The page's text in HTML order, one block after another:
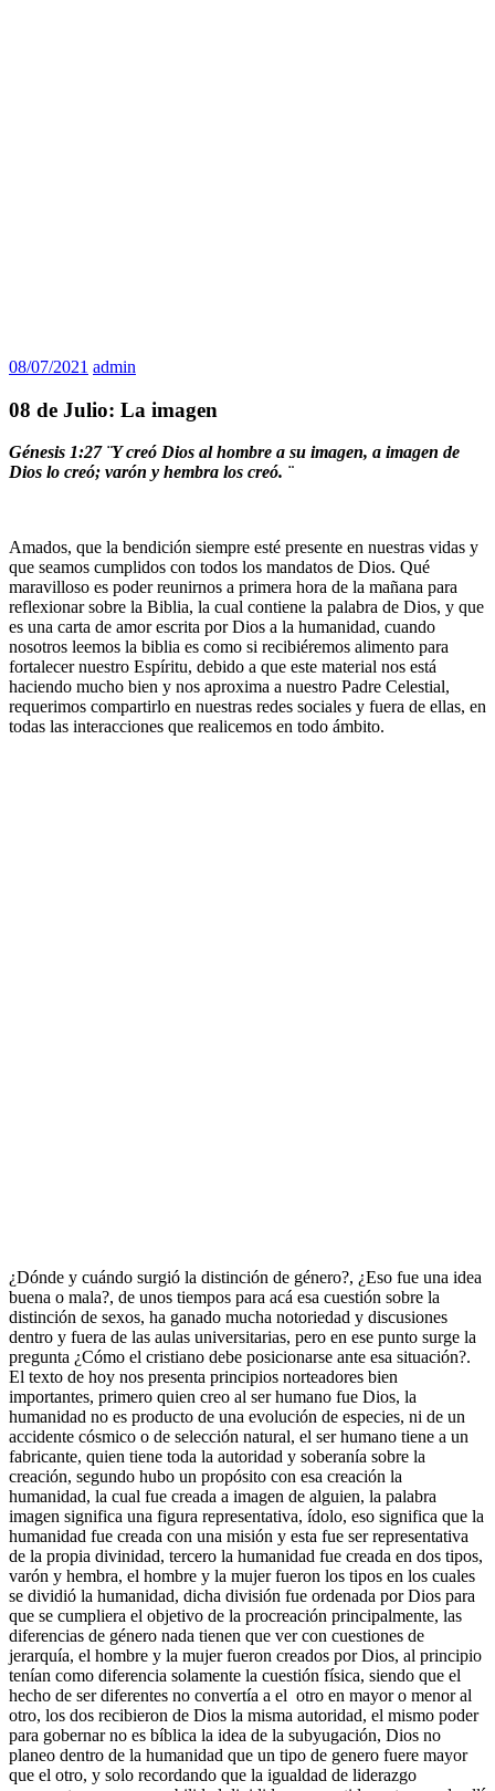
08/07/2021 admin
08 de Julio: La imagen
Génesis 1:27 ¨Y creó Dios al hombre a su imagen, a imagen de
Dios lo creó; varón y hembra los creó. ¨
Amados, que la bendición siempre esté presente en nuestras vidas y
que seamos cumplidos con todos los mandatos de Dios. Qué
maravilloso es poder reunirnos a primera hora de la mañana para
reflexionar sobre la Biblia, la cual contiene la palabra de Dios, y que
es una carta de amor escrita por Dios a la humanidad, cuando
nosotros leemos la biblia es como si recibiéremos alimento para
fortalecer nuestro Espíritu, debido a que este material nos está
haciendo mucho bien y nos aproxima a nuestro Padre Celestial,
requerimos compartirlo en nuestras redes sociales y fuera de ellas, en
todas las interacciones que realicemos en todo ámbito.
¿Dónde y cuándo surgió la distinción de género?, ¿Eso fue una idea
buena o mala?, de unos tiempos para acá esa cuestión sobre la
distinción de sexos, ha ganado mucha notoriedad y discusiones
dentro y fuera de las aulas universitarias, pero en ese punto surge la
pregunta ¿Cómo el cristiano debe posicionarse ante esa situación?.
El texto de hoy nos presenta principios norteadores bien
importantes, primero quien creo al ser humano fue Dios, la
humanidad no es producto de una evolución de especies, ni de un
accidente cósmico o de selección natural, el ser humano tiene a un
fabricante, quien tiene toda la autoridad y soberanía sobre la
creación, segundo hubo un propósito con esa creación la
humanidad, la cual fue creada a imagen de alguien, la palabra
imagen significa una figura representativa, ídolo, eso significa que la
humanidad fue creada con una misión y esta fue ser representativa
de la propia divinidad, tercero la humanidad fue creada en dos tipos,
varón y hembra, el hombre y la mujer fueron los tipos en los cuales
se dividió la humanidad, dicha división fue ordenada por Dios para
que se cumpliera el objetivo de la procreación principalmente, las
diferencias de género nada tienen que ver con cuestiones de
jerarquía, el hombre y la mujer fueron creados por Dios, al principio
tenían como diferencia solamente la cuestión física, siendo que el
hecho de ser diferentes no convertía a el otro en mayor o menor al
otro, los dos recibieron de Dios la misma autoridad, el mismo poder
para gobernar no es bíblica la idea de la subyugación, Dios no
planeo dentro de la humanidad que un tipo de genero fuere mayor
que el otro, y solo recordando que la igualdad de liderazgo